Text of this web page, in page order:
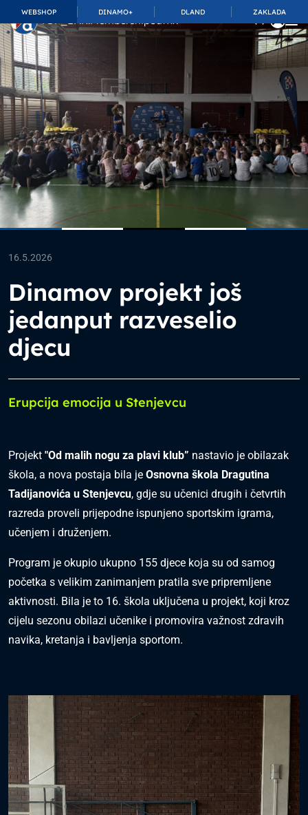
WEBSHOP DINAMO+ DLAND ZAKLADA
TOP_BAR.MembershipSuffix
16.5.2026
Dinamov projekt još
jedanput razveselio
djecu
Erupcija emocija u Stenjevcu
Projekt "Od malih nogu za plavi klub” nastavio je obilazak
škola, a nova postaja bila je Osnovna škola Dragutina
Tadijanovića u Stenjevcu, gdje su učenici drugih i četvrtih
razreda proveli prijepodne ispunjeno sportskim igrama,
učenjem i druženjem.
Program je okupio ukupno 155 djece koja su od samog
početka s velikim zanimanjem pratila sve pripremljene
aktivnosti. Bila je to 16. škola uključena u projekt, koji kroz
cijelu sezonu obilazi učenike i promovira važnost zdravih
navika, kretanja i bavljenja sportom.